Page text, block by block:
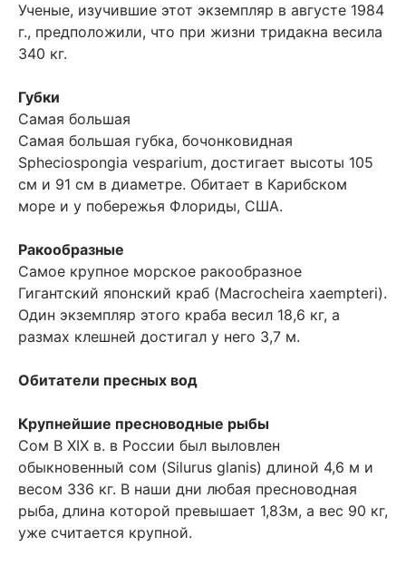
Ученые, изучившие этот экземпляр в августе 1984
г., предположили, что при жизни тридакна весила
340 кг.
Губки
Самая большая
Самая большая губка, бочонковидная
Spheciospongia vesparium, достигает высоты 105
см и 91 см в диаметре. Обитает в Карибском
море и у побережья Флориды, США.
Ракообразные
Самое крупное морское ракообразное
Гигантский японский краб (Macrocheira xaempteri).
Один экземпляр этого краба весил 18,6 кг, а
размах клешней достигал у него 3,7 м.
Обитатели пресных вод
Крупнейшие пресноводные рыбы
Сом В XIX в. в России был выловлен
обыкновенный сом (Silurus glanis) длиной 4,6 м и
весом 336 кг. В наши дни любая пресноводная
рыба, длина которой превышает 1,83м, а вес 90 кг,
уже считается крупной.